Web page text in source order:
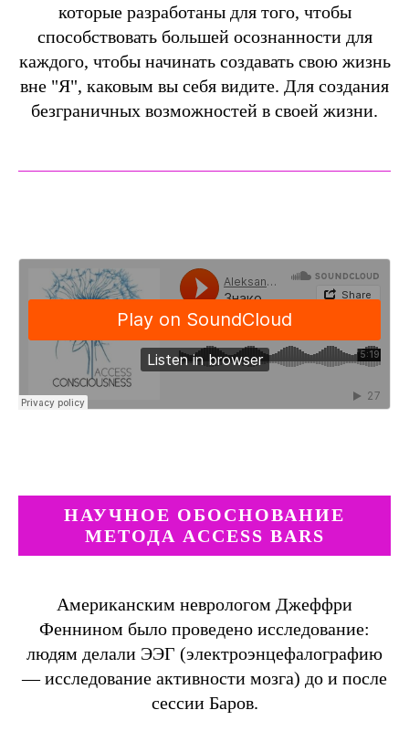
которые разработаны для того, чтобы
способствовать большей осознанности для
каждого, чтобы начинать создавать свою жизнь
вне "Я", каковым вы себя видите. Для создания
безграничных возможностей в своей жизни.
НАУЧНОЕ ОБОСНОВАНИЕ
МЕТОДА ACCESS BARS
Американским неврологом Джеффри
Феннином было проведено исследование:
людям делали ЭЭГ (электроэнцефалографию
— исследование активности мозга) до и после
сессии Баров.